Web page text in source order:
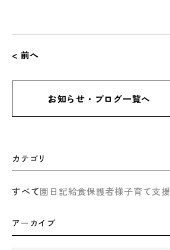
< 前へ
お知らせ・ブログ一覧へ
カテゴリ
すべて園日記給食保護者様子育て支援
アーカイブ